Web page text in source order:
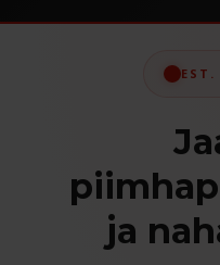
EST.
ja